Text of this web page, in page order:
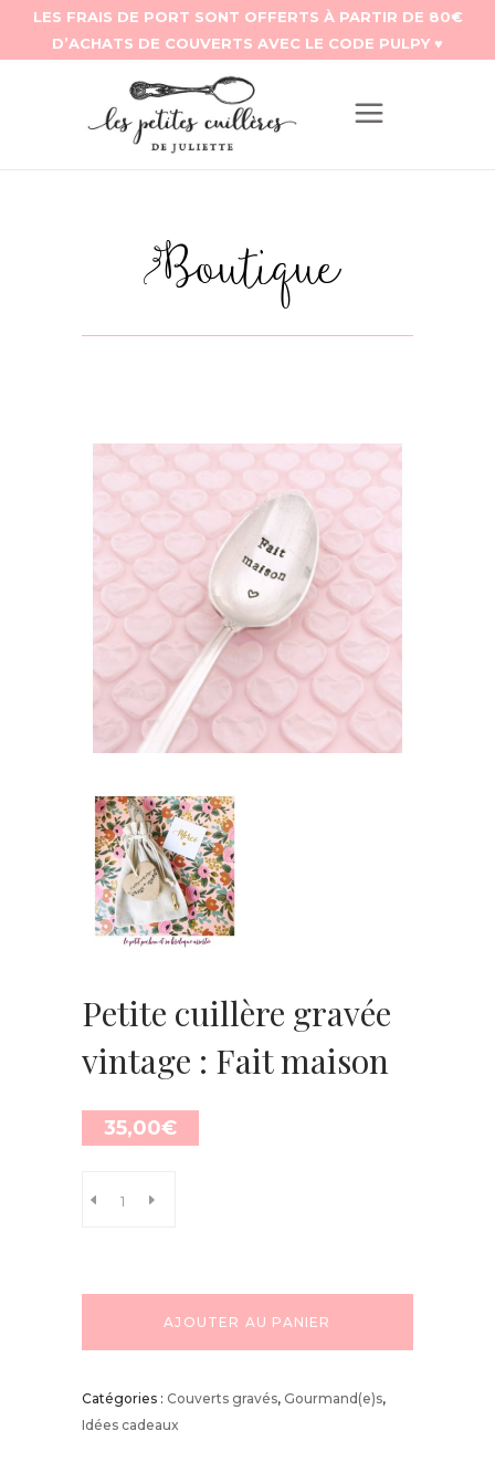
Boutique
Petite cuillère gravée
vintage : Fait maison
35,00€
AJOUTER AU PANIER
Catégories : Couverts gravés, Gourmand(e)s,
Idées cadeaux